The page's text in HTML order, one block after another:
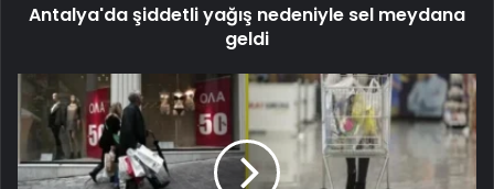
Antalya'da şiddetli yağış nedeniyle sel meydana
geldi